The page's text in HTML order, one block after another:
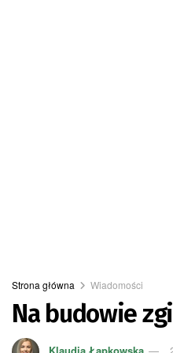
Strona główna Wiadomości
Na budowie